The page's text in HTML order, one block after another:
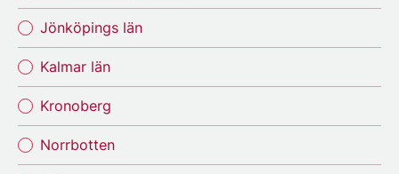
Jönköpings län
Kalmar län
Kronoberg
Norrbotten